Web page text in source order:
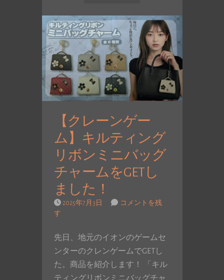
【クレーンゲー
ム】キルティング
リボンミニバッグ
チャームをGETし
ました！
2025年7月3日
コメントを残
す
先日、地元のイオンのゲームセ
ンターのクレンゲームでGETし
た。商品を紹介します！ 「キル
ティングリボンミニバッグチャ